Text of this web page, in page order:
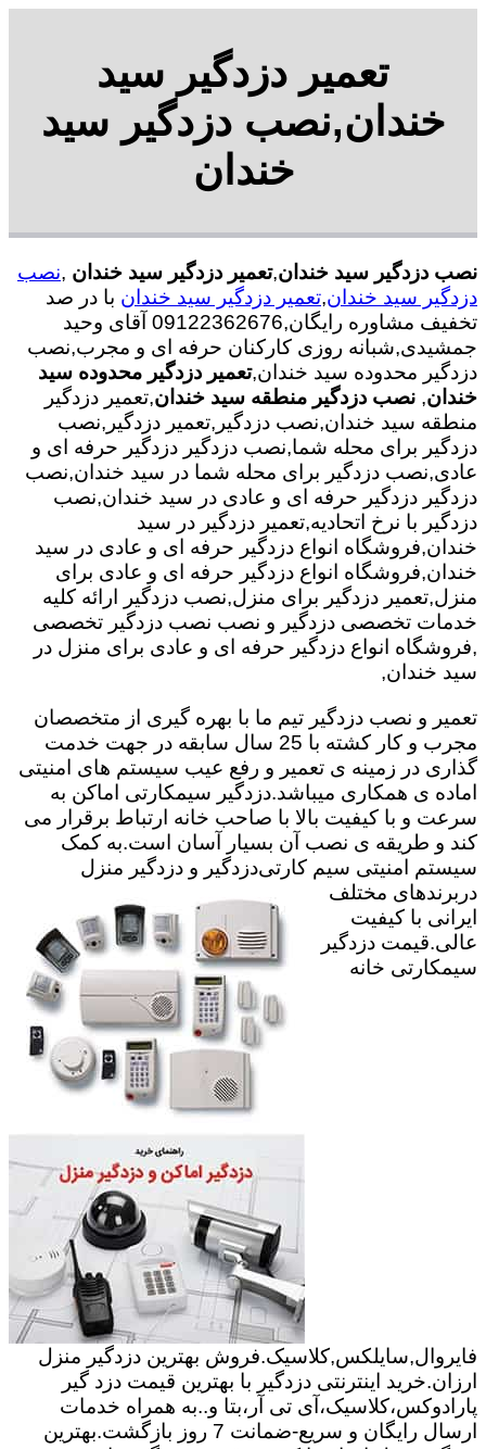
تعمیر دزدگیر سید
خندان,نصب دزدگیر سید
خندان
نصب دزدگیر سید خندان,تعمیر دزدگیر سید خندان ,نصب
دزدگیر سید خندان,تعمیر دزدگیر سید خندان با در صد
تخفیف مشاوره رایگان,09122362676 آقای وحید
جمشیدی,شبانه روزی کارکنان حرفه ای و مجرب,نصب
دزدگیر محدوده سید خندان,تعمیر دزدگیر محدوده سید
خندان, نصب دزدگیر منطقه سید خندان,تعمیر دزدگیر
منطقه سید خندان,نصب دزدگیر,تعمیر دزدگیر,نصب
دزدگیر برای محله شما,نصب دزدگیر دزدگیر حرفه ای و
عادی,نصب دزدگیر برای محله شما در سید خندان,نصب
دزدگیر دزدگیر حرفه ای و عادی در سید خندان,نصب
دزدگیر با نرخ اتحادیه,تعمیر دزدگیر در سید
خندان,فروشگاه انواع دزدگیر حرفه ای و عادی در سید
خندان,فروشگاه انواع دزدگیر حرفه ای و عادی برای
منزل,تعمیر دزدگیر برای منزل,نصب دزدگیر ارائه کلیه
خدمات تخصصی دزدگیر و نصب نصب دزدگیر تخصصی
,فروشگاه انواع دزدگیر حرفه ای و عادی برای منزل در
سید خندان,
تعمیر و نصب دزدگیر تیم ما با بهره گیری از متخصصان
مجرب و کار کشته با 25 سال سابقه در جهت خدمت
گذاری در زمینه ی تعمیر و رفع عیب سیستم های امنیتی
اماده ی همکاری میباشد.دزدگیر سیمکارتی اماکن به
سرعت و با کیفیت بالا با صاحب خانه ارتباط برقرار می
کند و طریقه ی نصب آن بسیار آسان است.به کمک
سیستم امنیتی سیم کارتیدزدگیر و دزدگیر منزل
دربرندهای مختلف
ایرانی با کیفیت
عالی.قیمت دزدگیر
سیمکارتی خانه
فایروال,سایلکس,کلاسیک.فروش بهترین دزدگیر منزل
ارزان.خرید اینترنتی دزدگیر با بهترین قیمت دزد گیر
پارادوکس،کلاسیک،آی تی آر،بتا و..به همراه خدمات
ارسال رایگان و سریع-ضمانت 7 روز بازگشت.بهترین